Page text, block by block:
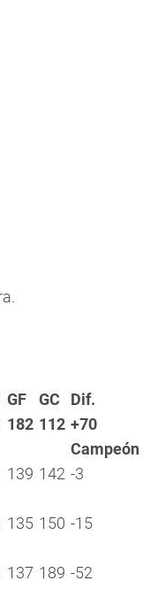
GF GC
Dif.
182 112 +70
Campeón
139 142 -3
135 150 -15
137 189 -52